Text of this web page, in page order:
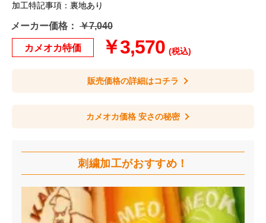
加工特記事項：裏地あり
メーカー価格： ￥7,040
カメオカ特価 ￥3,570 (税込)
販売価格の詳細はコチラ
カメオカ価格 安さの秘密
刺繍加工がおすすめ！